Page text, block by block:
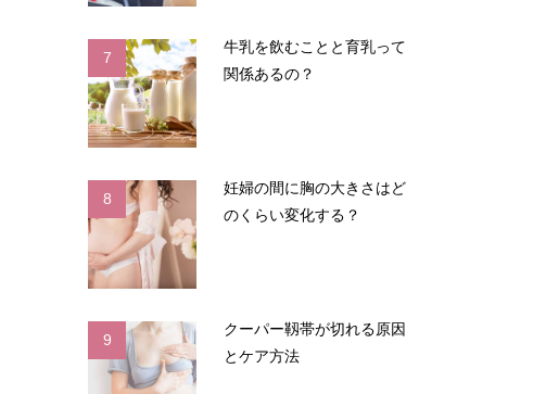
7
牛乳を飲むことと育乳って
関係あるの？
8
妊婦の間に胸の大きさはど
のくらい変化する？
9
クーパー靱帯が切れる原因
とケア方法